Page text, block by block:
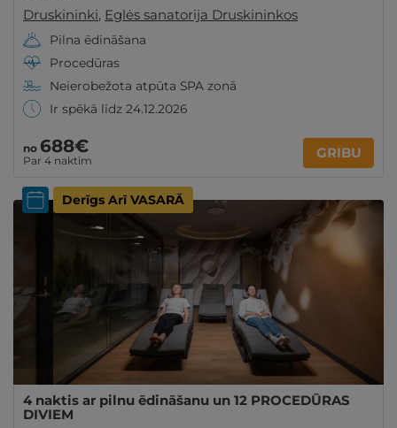
Druskininki, Eglės sanatorija Druskininkos
Pilna ēdināšana
Procedūras
Neierobežota atpūta SPA zonā
Ir spēkā līdz 24.12.2026
no 688€
Par 4 naktīm GRIBU
Derīgs Arī VASARĀ
4 naktis ar pilnu ēdināšanu un 12 PROCEDŪRAS
DIVIEM